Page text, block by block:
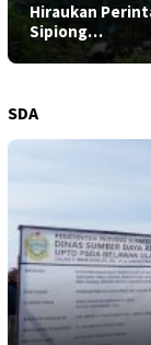
Hiraukan
Sipiong…
SDA